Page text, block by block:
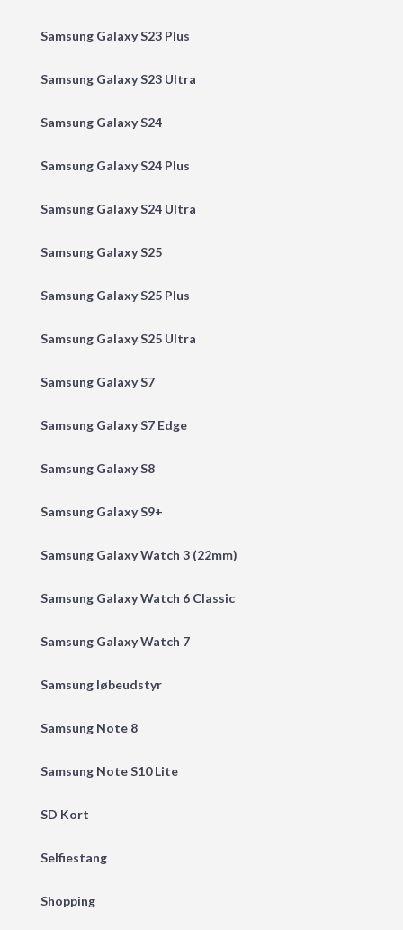
Samsung Galaxy S23 Plus
Samsung Galaxy S23 Ultra
Samsung Galaxy S24
Samsung Galaxy S24 Plus
Samsung Galaxy S24 Ultra
Samsung Galaxy S25
Samsung Galaxy S25 Plus
Samsung Galaxy S25 Ultra
Samsung Galaxy S7
Samsung Galaxy S7 Edge
Samsung Galaxy S8
Samsung Galaxy S9+
Samsung Galaxy Watch 3 (22mm)
Samsung Galaxy Watch 6 Classic
Samsung Galaxy Watch 7
Samsung løbeudstyr
Samsung Note 8
Samsung Note S10 Lite
SD Kort
Selfiestang
Shopping